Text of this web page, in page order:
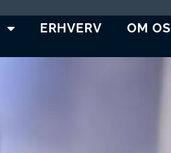
ERHVERV OM OS